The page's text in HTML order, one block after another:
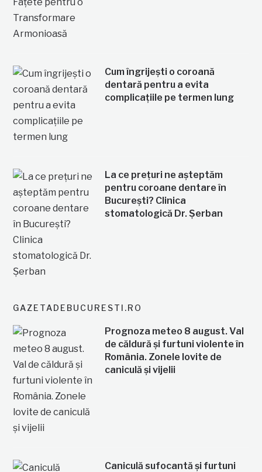
Cum îngrijești o coroană
dentară pentru a evita
complicațiile pe termen lung
La ce prețuri ne așteptăm
pentru coroane dentare în
București? Clinica
stomatologică Dr. Șerban
GAZETADEBUCURESTI.RO
Prognoza meteo 8 august. Val
de căldură și furtuni violente în
România. Zonele lovite de
caniculă și vijelii
Caniculă sufocantă și furtuni